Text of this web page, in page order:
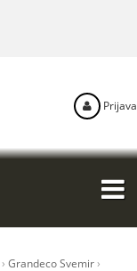
›Grandeco Svemir ›
Prijava